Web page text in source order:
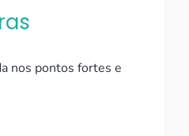
nos pontos fortes e